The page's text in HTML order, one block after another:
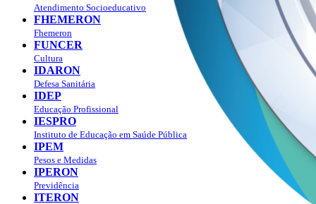
Atendimento Socioeducativo
FHEMERON
Fhemeron
FUNCER
Cultura
IDARON
Defesa Sanitária
IDEP
Educação Profissional
IESPRO
Instituto de Educação em Saúde Pública
IPEM
Pesos e Medidas
IPERON
Previdência
ITERON